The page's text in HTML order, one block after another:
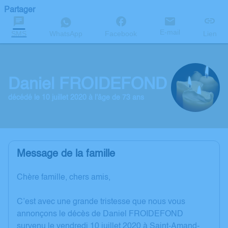
Partager
SMS WhatsApp Facebook E-mail Lien
Daniel FROIDEFOND
décédé le 10 juillet 2020 à l'âge de 73 ans
Message de la famille
Chère famille, chers amis,
C’est avec une grande tristesse que nous vous
annonçons le décès de Daniel FROIDEFOND